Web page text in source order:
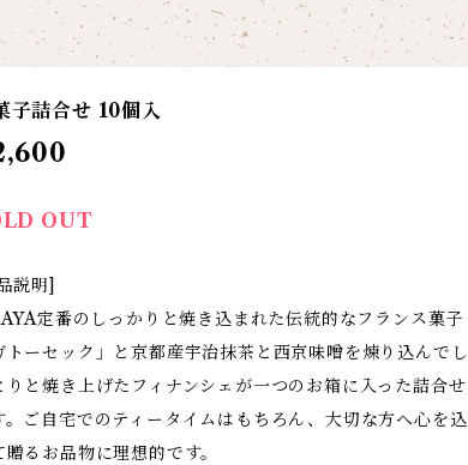
子詰合せ 10個入
OUT
説明]
定番のしっかりと焼き込まれた伝統的なフランス菓子
トーセック」と京都産宇治抹茶と西京味噌を煉り込んでし
りと焼き上げたフィナンシェが一つのお箱に入った詰合せ
。ご自宅でのティータイムはもちろん、大切な方へ心を込
贈るお品物に理想的です。